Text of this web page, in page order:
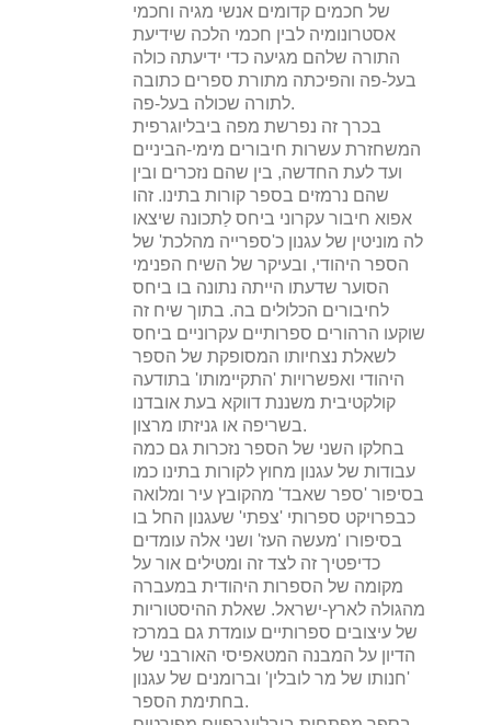
של חכמים קדומים אנשי מגיה וחכמי
אסטרונומיה לבין חכמי הלכה שידיעת
התורה שלהם מגיעה כדי ידיעתה כולה
בעל-פה והפיכתה מתורת ספרים כתובה
לתורה שכולה בעל-פה.
בכרך זה נפרשת מפה ביבליוגרפית
המשחזרת עשרות חיבורים מימי-הביניים
ועד לעת החדשה, בין שהם נזכרים ובין
שהם נרמזים בספר קורות בתינו. זהו
אפוא חיבור עקרוני ביחס לַתכונה שיצאו
לה מוניטין של עגנון כ'ספרייה מהלכת' של
הספר היהודי, ובעיקר של השיח הפנימי
הסוער שדעתו הייתה נתונה בו ביחס
לחיבורים הכלולים בה. בתוך שיח זה
שוקעו הרהורים ספרותיים עקרוניים ביחס
לשאלת נצחיותו המסופקת של הספר
היהודי ואפשרויות 'התקיימותו' בתודעה
קולקטיבית משננת דווקא בעת אובדנו
בשריפה או גניזתו מרצון.
בחלקו השני של הספר נזכרות גם כמה
עבודות של עגנון מחוץ לקורות בתינו כמו
בסיפור 'ספר שאבד' מהקובץ עיר ומלואה
כבפרויקט ספרותי 'צפתי' שעגנון החל בו
בסיפורו 'מעשה העז' ושני אלה עומדים
כדיפטיך זה לצד זה ומטילים אור על
מקומה של הספרות היהודית במעברה
מהגולה לארץ-ישראל. שאלת ההיסטוריות
של עיצובים ספרותיים עומדת גם במרכז
הדיון על המבנה המטאפיסי האורבני של
'חנותו של מר לובלין' וברומנים של עגנון
בחתימת הספר.